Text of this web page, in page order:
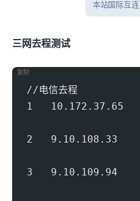
本站 Tcpping 国际
三网去程nexttrace测试
//电信去程
1
2
3
复制